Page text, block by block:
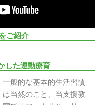
ご紹介
した運動療育
一般的な基本的生活習慣
は当然のこと、当支援教